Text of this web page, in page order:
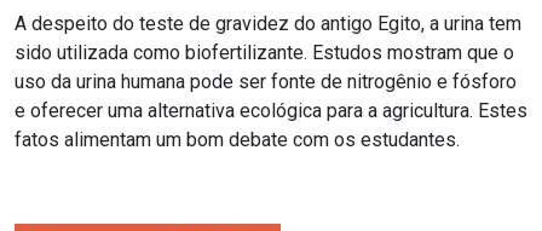
A despeito do teste de gravidez do antigo Egito, a urina tem
sido utilizada como biofertilizante. Estudos mostram que o
uso da urina humana pode ser fonte de nitrogênio e fósforo
e oferecer uma alternativa ecológica para a agricultura. Estes
fatos alimentam um bom debate com os estudantes.